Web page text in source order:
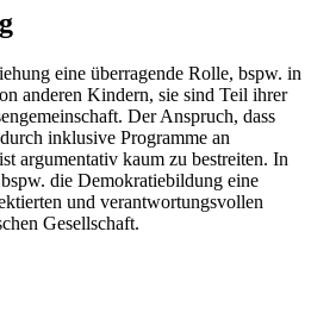
eine überragende Rolle, bspw. in
anderen Kindern, sie sind Teil ihrer
Der Anspruch, dass
inklusive Programme an
argumentativ kaum zu bestreiten. In
die Demokratiebildung eine
und verantwortungsvollen
Gesellschaft.